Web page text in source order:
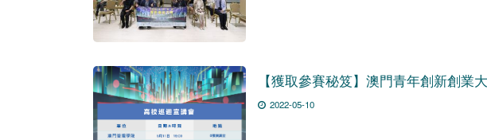
【獲取參賽秘笈】澳門青年創新創業
2022-05-10